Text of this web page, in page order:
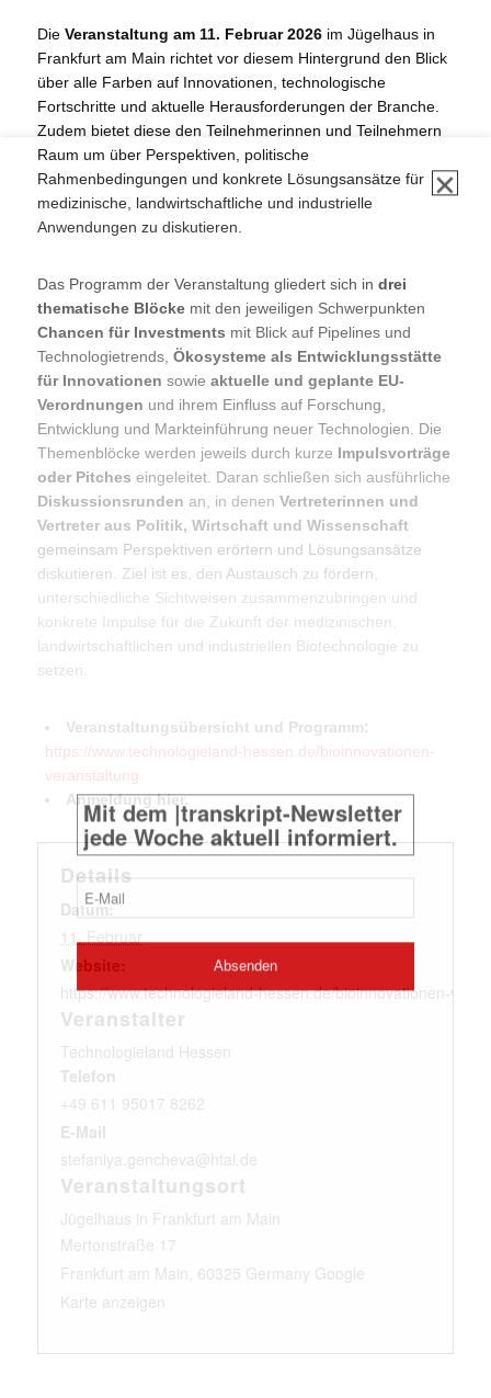
Mit dem |transkript-Newsletter
✕
E-
Mail
(erforderlich)
Die Veranstaltung am 11. Februar 2026im Jügelhaus in
Frankfurt am Main richtet vor diesem Hintergrund den Blick
über alle Farben auf Innovationen, technologische
Fortschritte und aktuelle Herausforderungen der Branche.
Zudem bietet diese den Teilnehmerinnen und Teilnehmern
Raum um über Perspektiven, politische
Rahmenbedingungen und konkrete Lösungsansätze für
medizinische, landwirtschaftliche und industrielle
Anwendungen zu diskutieren.
Das Programm der Veranstaltung gliedert sich in drei
thematische Blöcke mit den jeweiligen Schwerpunkten
Chancen für Investments mit Blick auf Pipelines und
Technologietrends, Ökosysteme als Entwicklungsstätte
für Innovationen sowie aktuelle und geplante EU-
Verordnungen und ihrem Einfluss auf Forschung,
Entwicklung und Markteinführung neuer Technologien. Die
Themenblöcke werden jeweils durch kurze Impulsvorträge
oder Pitches eingeleitet. Daran schließen sich ausführliche
Diskussionsrunden an, in denen Vertreterinnen und
Vertreter aus Politik, Wirtschaft und Wissenschaft
gemeinsam Perspektiven erörtern und Lösungsansätze
diskutieren. Ziel ist es, den Austausch zu fördern,
unterschiedliche Sichtweisen zusammenzubringen und
konkrete Impulse für die Zukunft der medizinischen,
landwirtschaftlichen und industriellen Biotechnologie zu
setzen.
Veranstaltungsübersicht und Programm:
https://www.technologieland-hessen.de/bioinnovationen-
veranstaltung
Anmeldung hier.
Details
Datum:
11. Februar
Website:
https://www.technologieland-hessen.de/bioinnovationen-
Veranstaltungsort
Jügelhaus in Frankfurt am Main
Mertonstraße 17
Frankfurt am Main 60325 Germany Google
Karte anzeigen
Veranstalter
Technologieland Hessen
Telefon
+49 611 95017 8262
E-Mail
stefaniya.gencheva@htai.de